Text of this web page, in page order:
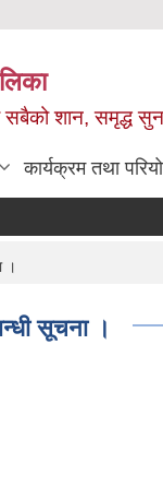
सबैको शान, समृद्ध
कार्यक्रम तथा
।
सूचना ।